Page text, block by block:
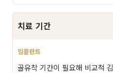
치료 기간
골유착 기간이 필요해 비교적 김